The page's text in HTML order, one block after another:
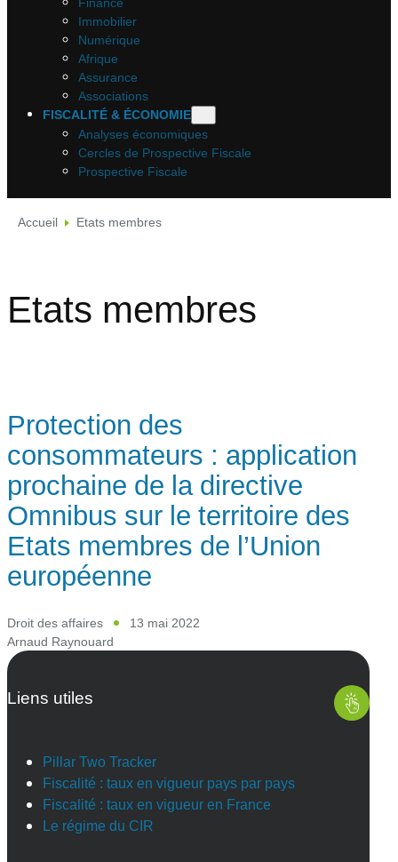
Immobilier
Numérique
Afrique
Assurance
Associations
FISCALITÉ & ÉCONOMIE
Analyses économiques
Cercles de Prospective Fiscale
Prospective Fiscale
Accueil Etats membres
Etats membres
Protection des
consommateurs : application
prochaine de la directive
Omnibus sur le territoire des
Etats membres de l’Union
européenne
Droit des affaires
13 mai 2022
Arnaud Raynouard
Liens utiles
Pillar Two Tracker
Fiscalité : taux en vigueur pays par pays
Fiscalité : taux en vigueur en France
Le régime du CIR